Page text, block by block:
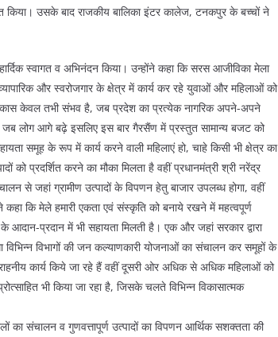
किया। उसके बाद राजकीय बालिका इंटर कालेज, टनकपुर के बच्चों ने
स्वागत व अभिनंदन किया। उन्होंने कहा कि सरस आजीविका मेला
और स्वरोजगार के क्षेत्र में कार्य कर रहे युवाओं और महिलाओं को
केवल तभी संभव है, जब प्रदेश का प्रत्येक नागरिक अपने-अपने
जब लोग आगे बढ़े इसलिए इस बार गैरसैंण में प्रस्तुत सामान्य बजट को
समूह के रूप में कार्य करने वाली महिलाएं हो, चाहे किसी भी क्षेत्र का
प्रदर्शित करने का मौका मिलता है वहीं प्रधानमंत्री श्री नरेंद्र
से जहां ग्रामीण उत्पादों के विपणन हेतु बाजार उपलब्ध होगा, वहीं
कहा कि मेले हमारी एकता एवं संस्कृति को बनाये रखने में महत्वपूर्ण
आदान-प्रदान में भी सहायता मिलती है। एक और जहां सरकार द्वारा
विभिन्न विभागों की जन कल्याणकारी योजनाओं का संचालन कर समूहों के
कार्य किये जा रहे हैं वहीं दूसरी ओर अधिक से अधिक महिलाओं को
भी किया जा रहा है, जिसके चलते विभिन्न विकासात्मक
का संचालन व गुणवत्तापूर्ण उत्पादों का विपणन आर्थिक सशक्तता की